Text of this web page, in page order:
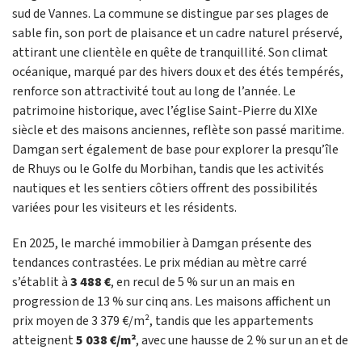
sud de Vannes. La commune se distingue par ses plages de
sable fin, son port de plaisance et un cadre naturel préservé,
attirant une clientèle en quête de tranquillité. Son climat
océanique, marqué par des hivers doux et des étés tempérés,
renforce son attractivité tout au long de l’année. Le
patrimoine historique, avec l’église Saint-Pierre du XIXe
siècle et des maisons anciennes, reflète son passé maritime.
Damgan sert également de base pour explorer la presqu’île
de Rhuys ou le Golfe du Morbihan, tandis que les activités
nautiques et les sentiers côtiers offrent des possibilités
variées pour les visiteurs et les résidents.
En 2025, le marché immobilier à Damgan présente des
tendances contrastées. Le prix médian au mètre carré
s’établit à3 488 €, en recul de 5 % sur un an mais en
progression de 13 % sur cinq ans. Les maisons affichent un
prix moyen de 3 379 €/m², tandis que les appartements
atteignent5 038 €/m², avec une hausse de 2 % sur un an et de